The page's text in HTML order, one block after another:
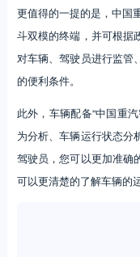
更值得的一提的是，中国
斗双模的终端，并可根据
对车辆、驾驶员进行监管
的便利条件。
此外，车辆配备“中国重
为分析、车辆运行状态分
驾驶员，您可以更加准确
可以更清楚的了解车辆的